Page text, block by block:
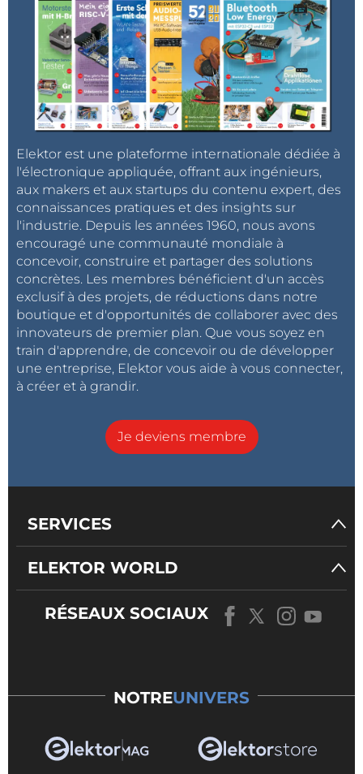
Elektor est une plateforme internationale dédiée à
l'électronique appliquée, offrant aux ingénieurs,
aux makers et aux startups du contenu expert, des
connaissances pratiques et des insights sur
l'industrie. Depuis les années 1960, nous avons
encouragé une communauté mondiale à
concevoir, construire et partager des solutions
concrètes. Les membres bénéficient d'un accès
exclusif à des projets, de réductions dans notre
boutique et d'opportunités de collaborer avec des
innovateurs de premier plan. Que vous soyez en
train d'apprendre, de concevoir ou de développer
une entreprise, Elektor vous aide à vous connecter,
à créer et à grandir.
Je deviens membre
SERVICES
ELEKTOR WORLD
RÉSEAUX SOCIAUX
NOTREUNIVERS